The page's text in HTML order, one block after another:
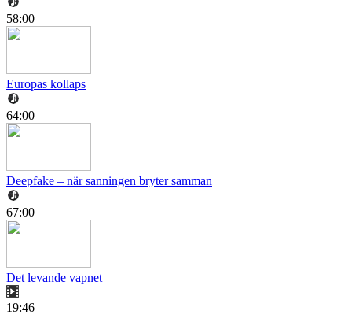
58:00
Europas kollaps
64:00
Deepfake – när sanningen bryter samman
67:00
Det levande vapnet
19:46